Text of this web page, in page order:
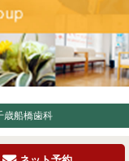
歳船橋歯科